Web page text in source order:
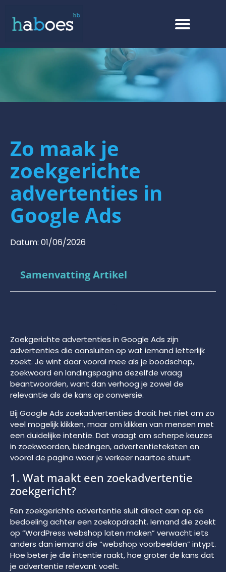
Zo maak je
zoekgerichte
advertenties in
Google Ads
Datum: 01/06/2026
Samenvatting Artikel
Zoekgerichte advertenties in Google Ads zijn
advertenties die aansluiten op wat iemand letterlijk
zoekt. Je wint daar vooral mee als je boodschap,
zoekwoord en landingspagina dezelfde vraag
beantwoorden, want dan verhoog je zowel de
relevantie als de kans op conversie.
Bij Google Ads zoekadvertenties draait het niet om zo
veel mogelijk klikken, maar om klikken van mensen met
een duidelijke intentie. Dat vraagt om scherpe keuzes
in zoekwoorden, biedingen, advertentieteksten en
vooral de pagina waar je verkeer naartoe stuurt.
1. Wat maakt een zoekadvertentie
zoekgericht?
Een zoekgerichte advertentie sluit direct aan op de
bedoeling achter een zoekopdracht. Iemand die zoekt
op “WordPress webshop laten maken” verwacht iets
anders dan iemand die “webshop voorbeelden” intypt.
Hoe beter je die intentie raakt, hoe groter de kans dat
je advertentie relevant voelt.